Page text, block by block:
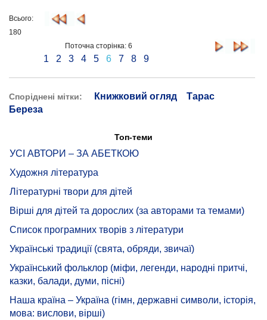
Всього:
180
Поточна сторінка: 6
1 2 3 4 5 6 7 8 9
Споріднені мітки: Книжковий огляд
Тарас
Береза
Топ-теми
УСІ АВТОРИ – ЗА АБЕТКОЮ
Художня література
Літературні твори для дітей
Вірші для дітей та дорослих (за авторами та темами)
Список програмних творів з літератури
Українські традиції (свята, обряди, звичаї)
Український фольклор (міфи, легенди, народні притчі,
казки, балади, думи, пісні)
Наша країна – Україна (гімн, державні символи, історія,
мова: вислови, вірші)